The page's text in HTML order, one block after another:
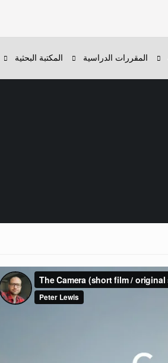
المقررات الدراسية المكتبة البحثية